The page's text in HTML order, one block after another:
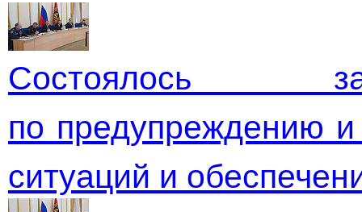
Состоялось
по предупреждению
ситуаций и